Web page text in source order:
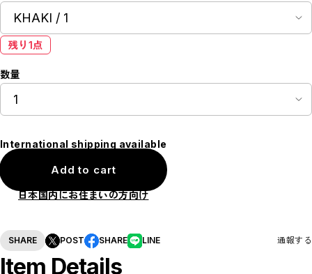
残り1点
数量
International shipping available
Add to cart
日本国内にお住まいの方向け
SHARE POST SHARE LINE 通報する
Item Details